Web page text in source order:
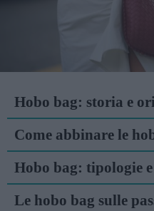
Hobo bag: storia e
Come abbinare le
Hobo bag: tipologie
Le hobo bag sulle